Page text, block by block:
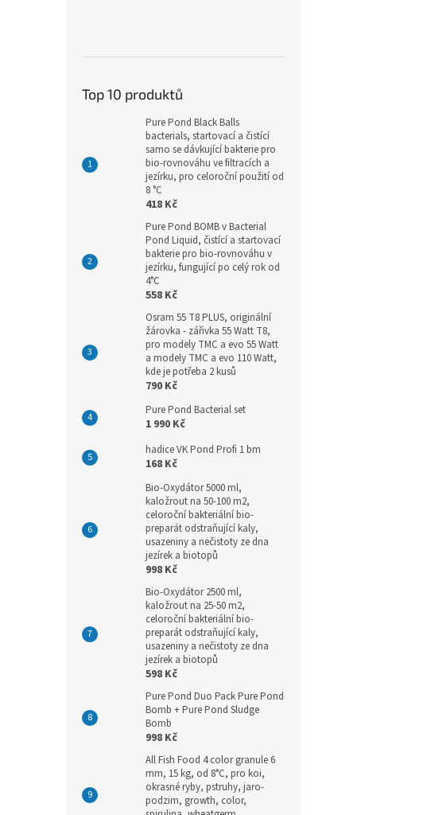
Top 10 produktů
Pure Pond Black Balls
bacterials, startovací a čistící
samo se dávkující bakterie pro
bio-rovnováhu ve filtracích a
jezírku, pro celoroční použití od
8 °C
418 Kč
Pure Pond BOMB v Bacterial
Pond Liquid, čistící a startovací
bakterie pro bio-rovnováhu v
jezírku, fungující po celý rok od
4°C
558 Kč
Osram 55 T8 PLUS, originální
žárovka - zářivka 55 Watt T8,
pro modely TMC a evo 55 Watt
a modely TMC a evo 110 Watt,
kde je potřeba 2 kusů
790 Kč
Pure Pond Bacterial set
1 990 Kč
hadice VK Pond Profi 1 bm
168 Kč
Bio-Oxydátor 5000 ml,
kaložrout na 50-100 m2,
celoroční bakteriální bio-
preparát odstraňující kaly,
usazeniny a nečistoty ze dna
jezírek a biotopů
998 Kč
Bio-Oxydátor 2500 ml,
kaložrout na 25-50 m2,
celoroční bakteriální bio-
preparát odstraňující kaly,
usazeniny a nečistoty ze dna
jezírek a biotopů
598 Kč
Pure Pond Duo Pack Pure Pond
Bomb + Pure Pond Sludge
Bomb
998 Kč
All Fish Food 4 color granule 6
mm, 15 kg, od 8°C, pro koi,
okrasné ryby, pstruhy, jaro-
podzim, growth, color,